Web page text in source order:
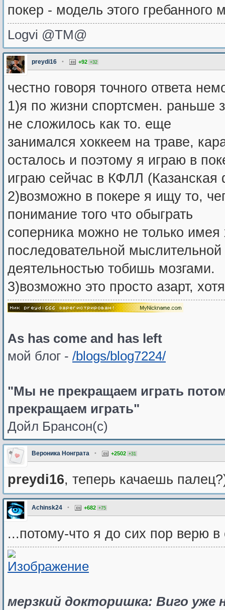
покер - модель этого гребанного
Logvi @TM@
preydi16 • +92 +32
честно говоря точного ответа
1)я по жизни спортсмен. раньше
не сложилось как то. еще
занимался хоккеем на траве,
осталось и поэтому я играю в
играю сейчас в КФЛЛ (Казанская
2)возможно в покере я ищу то,
понимание того что обыграть
соперника можно не только
последовательной мыслительной
деятельностью тобишь мозгами.
3)возможно это просто азарт,
As has come and has left
мой блог - /blogs/blog7224/
"Мы не прекращаем играть
прекращаем играть"
Дойл Брансон(с)
Вероника Нонграта • +2502 +31
preydi16, теперь качаешь
Achinsk24 • +682 +75
...потому-что я до сих пор верю в
мерзкий докторишка: Виго